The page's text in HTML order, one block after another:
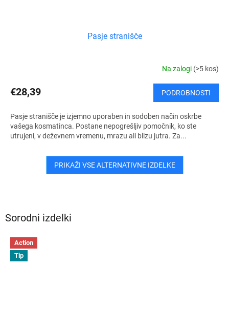
Sorodni izdelki
Action
Tip
Pasje stranišče
Na zalogi (>5 kos)
€28,39 PODROBNOSTI
Pasje stranišče je izjemno uporaben in sodoben način oskrbe
vašega kosmatinca. Postane nepogrešljiv pomočnik, ko ste
utrujeni, v deževnem vremenu, mrazu ali blizu jutra. Za...
PRIKAŽI VSE ALTERNATIVNE IZDELKE